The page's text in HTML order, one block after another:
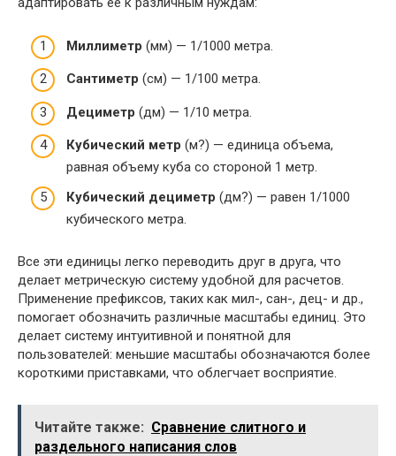
Миллиметр (мм) — 1/1000 метра.
Сантиметр (см) — 1/100 метра.
Дециметр (дм) — 1/10 метра.
Кубический метр (м?) — единица объема,
равная объему куба со стороной 1 метр.
Кубический дециметр (дм?) — равен 1/1000
кубического метра.
Все эти единицы легко переводить друг в друга, что
делает метрическую систему удобной для расчетов.
Применение префиксов, таких как мил-, сан-, дец- и др.,
помогает обозначить различные масштабы единиц. Это
делает систему интуитивной и понятной для
пользователей: меньшие масштабы обозначаются более
короткими приставками, что облегчает восприятие.
Читайте также: Сравнение слитного и
раздельного написания слов